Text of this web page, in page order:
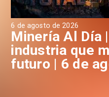
6 de agosto de 2026
Minería Al Día
industria que
futuro | 6 de